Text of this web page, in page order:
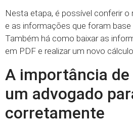
Nesta etapa, é possível conferir
e as informações que foram base
Também há como baixar as
em PDF e realizar um novo
A importância
um advogado
corretamente